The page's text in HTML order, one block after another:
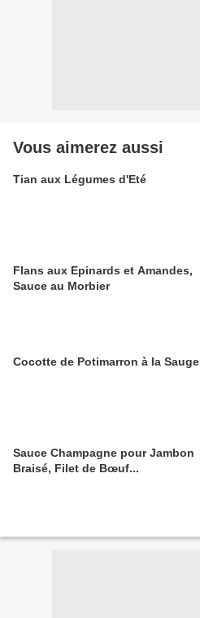
Vous aimerez aussi
Tian aux Légumes d'Eté
Flans aux Epinards et Amandes,
Sauce au Morbier
Cocotte de Potimarron à la Sauge
Sauce Champagne pour Jambon
Braisé, Filet de Bœuf...